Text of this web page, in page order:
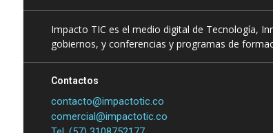
Impacto TIC es el medio digital de Tecnología,
gobiernos, y conferencias y programas de
Contactos
contacto@impactotic.co
comercial@impactotic.co